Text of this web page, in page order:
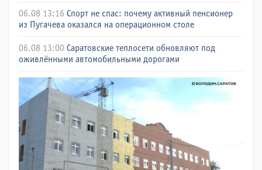
06.08 13:16 Спорт не спас: почему активный пенсионер
из Пугачева оказался на операционном столе
06.08 13:00 Саратовские теплосети обновляют под
оживлёнными автомобильными дорогами